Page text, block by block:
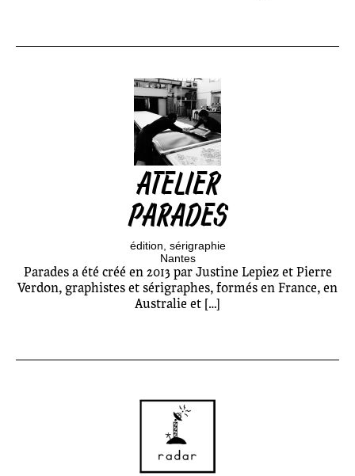
ATELIER
PARADES
édition sérigraphie
Nantes
Parades a été créé en 2013 par Justine Lepiez et Pierre
Verdon, graphistes et sérigraphes, formés en France, en
Australie et […]